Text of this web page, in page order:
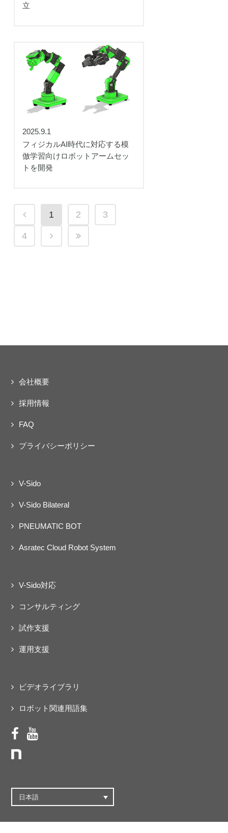
立
2025.9.1
フィジカルAI時代に対応する模
倣学習向けロボットアームセッ
トを開発
1 2 3
4
会社概要
採用情報
FAQ
プライバシーポリシー
V-Sido
V-Sido Bilateral
PNEUMATIC BOT
Asratec Cloud Robot System
V-Sido対応
コンサルティング
試作支援
運用支援
ビデオライブラリ
ロボット関連用語集
日本語